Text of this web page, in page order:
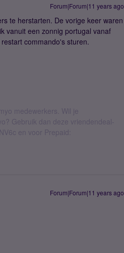
Forum|Forum|11 years ago
te herstarten. De vorige keer waren
vanuit een zonnig portugal vanaf
commando's sturen.
medewerkers. Wil je
Gebruik dan deze vriendendeal-
en voor Prepaid:
Forum|Forum|11 years ago